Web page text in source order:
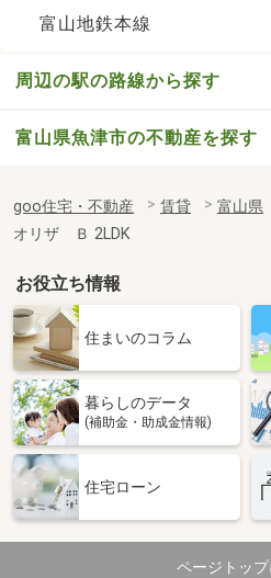
富山地鉄本線
周辺の駅の路線から探す
富山県魚津市の不動産を探す
goo住宅・不動産 賃貸 富山県
オリザ Ｂ 2LDK
お役立ち情報
住まいのコラム
暮らしのデータ
(補助金・助成金情報)
住宅ローン
ページトップ